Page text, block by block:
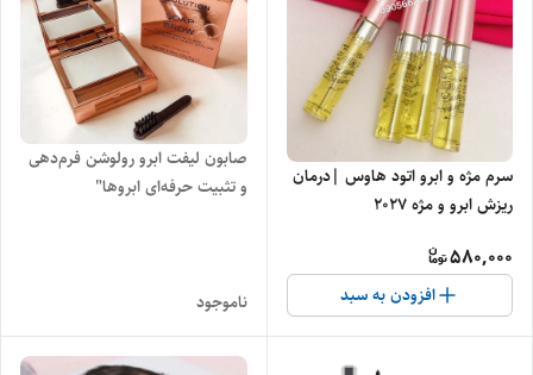
سرم مژه و ابرو اتود هاوس |درمان
ریزش ابرو و مژه 2027
580,000
افزودن به سبد
صابون لیفت ابرو رولوشن فرم‌دهی
و تثبیت حرفه‌ای ابروها"
ناموجود